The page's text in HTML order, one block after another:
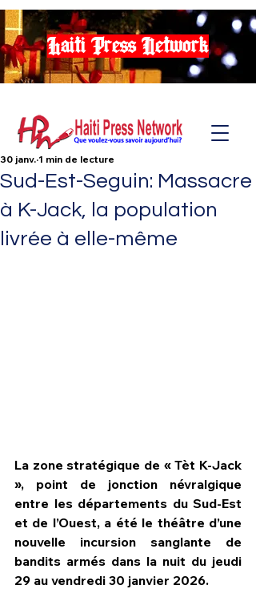
Haiti Press Network
Sud-Est-Seguin: Massacre
à K-Jack, la population
livrée à elle-même
30 janv. 1 min de lecture
​La zone stratégique de « Tèt K-Jack
», point de jonction névralgique
entre les départements du Sud-Est
et de l’Ouest, a été le théâtre d’une
nouvelle incursion sanglante de
bandits armés dans la nuit du jeudi
29 au vendredi 30 janvier 2026.